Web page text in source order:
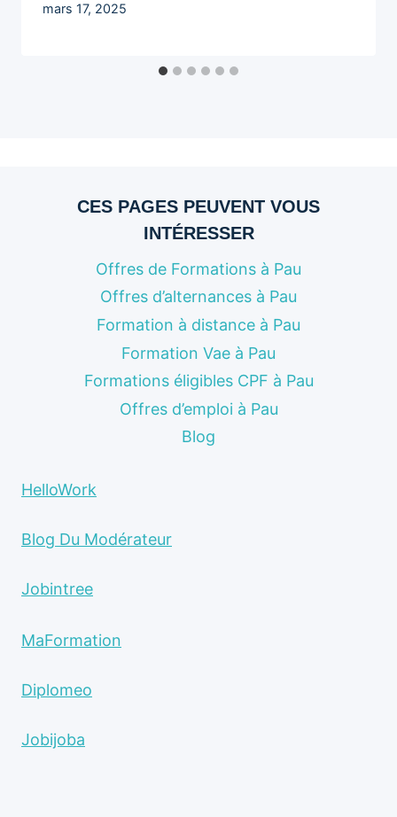
mars 17, 2025
CES PAGES PEUVENT VOUS
INTÉRESSER
Offres de Formations à Pau
Offres d’alternances à Pau
Formation à distance à Pau
Formation Vae à Pau
Formations éligibles CPF à Pau
Offres d’emploi à Pau
Blog
HelloWork
Blog Du Modérateur
Jobintree
MaFormation
Diplomeo
Jobijoba